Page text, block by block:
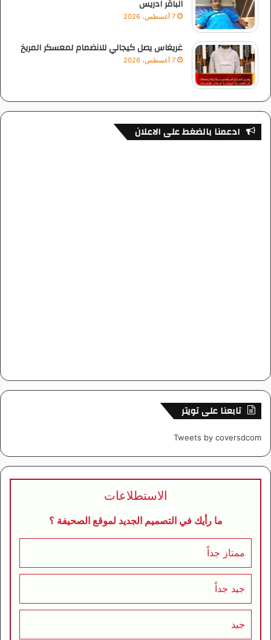
الباقر ادريس
7 أغسطس، 2026
غريغاس يصل كيجالي للانضمام لمعسكر المريخ
7 أغسطس، 2026
ادعمنا بالضغط على الاعلان
تابعنا على تويتر
Tweets by coversdcom
الاستطلاعات
ما رأيك في التصميم الجديد لموقع الصحيفة ؟
ممتاز جداً
جيد جداً
جيد